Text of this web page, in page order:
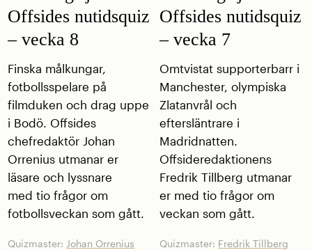
Offsides nutidsquiz
– vecka 8
Finska målkungar,
fotbollsspelare på
filmduken och drag uppe
i Bodö. Offsides
chefredaktör Johan
Orrenius utmanar er
läsare och lyssnare
med tio frågor om
fotbollsveckan som gått.
Quizmaster: Johan Orrenius
Offsides nutidsquiz
– vecka 7
Omtvistat supporterbarr i
Manchester, olympiska
Zlatanvrål och
eftersläntrare i
Madridnatten.
Offsideredaktionens
Fredrik Tillberg utmanar
er med tio frågor om
veckan som gått.
Quizmaster: Fredrik Tillberg